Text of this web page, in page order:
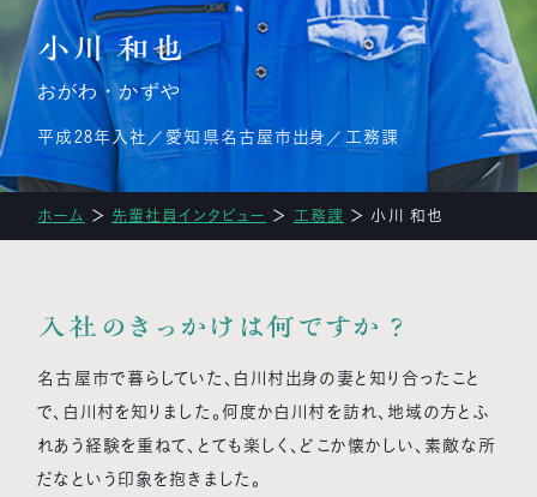
小川 和也
おがわ・かずや
平成28年入社 愛知県名古屋市出身 工務課
ホーム ＞ 先輩社員インタビュー ＞ 工務課 ＞小川 和也
入社のきっかけは何ですか？
名古屋市で暮らしていた、白川村出身の妻と知り合ったこと
で、白川村を知りました。何度か白川村を訪れ、地域の方とふ
れあう経験を重ねて、とても楽しく、どこか懐かしい、素敵な所
だなという印象を抱きました。